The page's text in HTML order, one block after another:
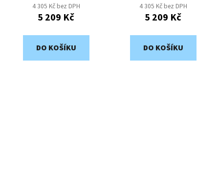
4 305 Kč bez DPH
5 209 Kč
DO KOŠÍKU
4 305 Kč bez DPH
5 209 Kč
DO KOŠÍKU